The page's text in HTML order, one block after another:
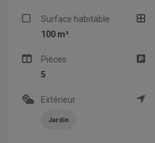
Surface habitable
100 m²
Pièces
5
Extérieur
Jardin